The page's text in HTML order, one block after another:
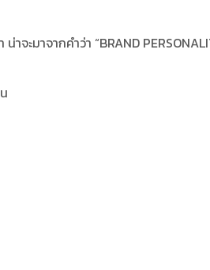
จะมาจากคำว่า “BRAND